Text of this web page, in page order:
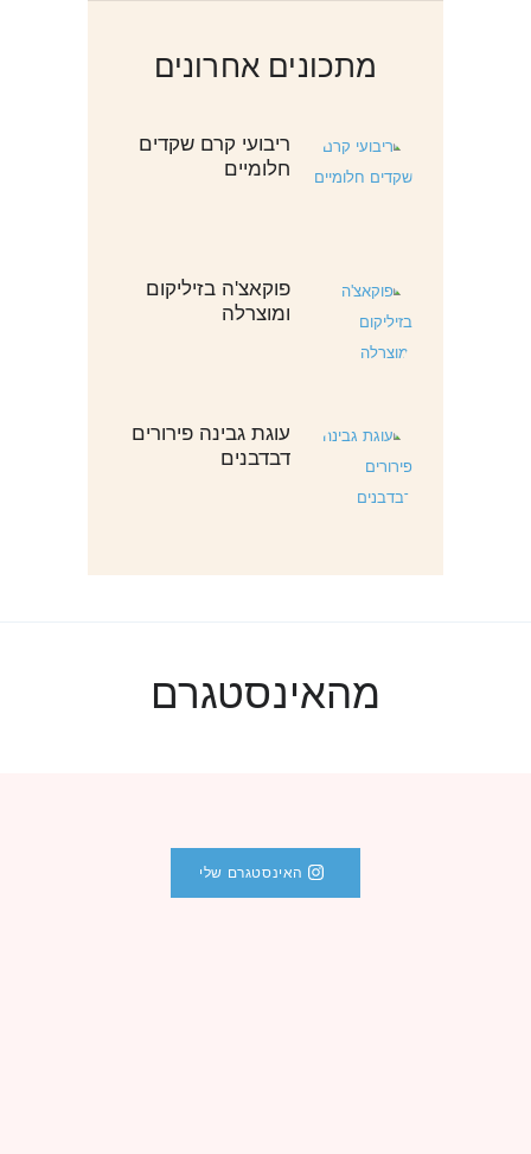
מתכונים אחרונים
ריבועי קרם שקדים
חלומיים
פוקאצ'ה בזיליקום
ומוצרלה
עוגת גבינה פירורים
דבדבנים
מהאינסטגרם
האינסטגרם שלי